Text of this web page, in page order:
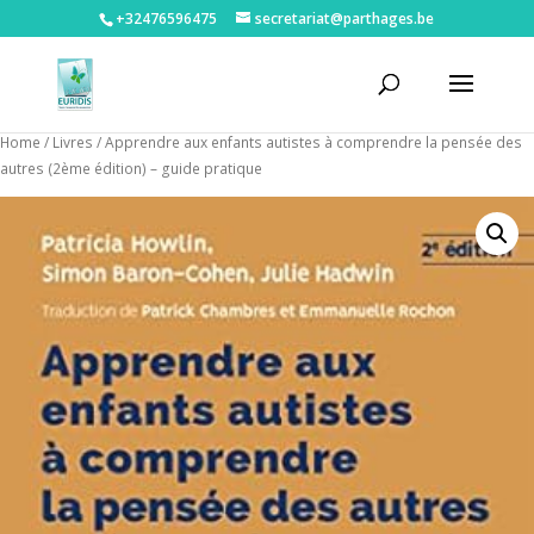
+32476596475‬ secretariat@parthages.be
Home / Livres / Apprendre aux enfants autistes à comprendre la pensée des
autres (2ème édition) – guide pratique